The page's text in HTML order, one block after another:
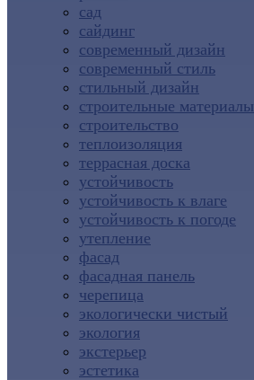
сад
сайдинг
современный дизайн
современный стиль
стильный дизайн
строительные материалы
строительство
теплоизоляция
террасная доска
устойчивость
устойчивость к влаге
устойчивость к погоде
утепление
фасад
фасадная панель
черепица
экологически чистый
экология
экстерьер
эстетика